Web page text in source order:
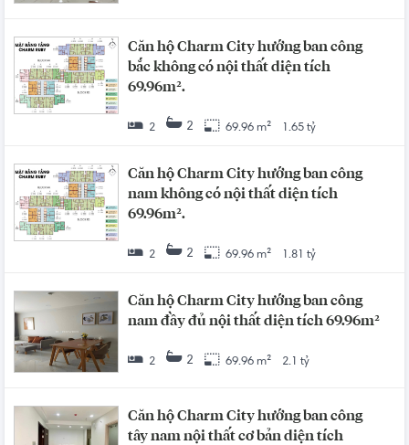
Căn hộ Charm City hướng ban công
bắc không có nội thất diện tích
69.96m².
2 2 69.96 m² 1.65 tỷ
Căn hộ Charm City hướng ban công
nam không có nội thất diện tích
69.96m².
2 2 69.96 m² 1.81 tỷ
Căn hộ Charm City hướng ban công
nam đầy đủ nội thất diện tích 69.96m²
2 2 69.96 m² 2.1 tỷ
Căn hộ Charm City hướng ban công
tây nam nội thất cơ bản diện tích